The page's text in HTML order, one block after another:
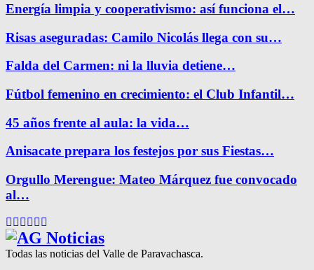
Energía limpia y cooperativismo: así funciona el…
Risas aseguradas: Camilo Nicolás llega con su…
Falda del Carmen: ni la lluvia detiene…
Fútbol femenino en crecimiento: el Club Infantil…
45 años frente al aula: la vida…
Anisacate prepara los festejos por sus Fiestas…
Orgullo Merengue: Mateo Márquez fue convocado
al…
Facebook
Twitter
Instagram
Pinterest
Google
Todas las noticias del Valle de Paravachasca.